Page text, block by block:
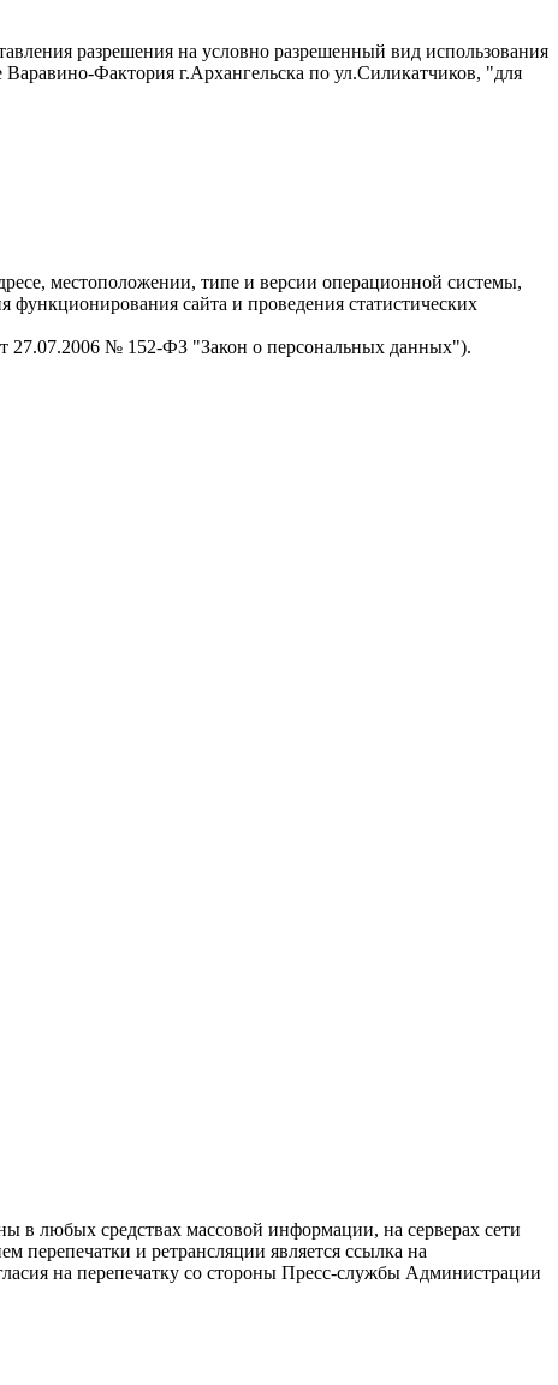
разрешения на условно разрешенный вид использования
Фактория г.Архангельска по ул.Силикатчиков, "для
местоположении, типе и версии операционной системы,
функционирования сайта и проведения статистических
27.07.2006 № 152-ФЗ "Закон о персональных данных").
в любых средствах массовой информации, на серверах сети
и ретрансляции является ссылка на
на перепечатку со стороны Пресс-службы Администрации